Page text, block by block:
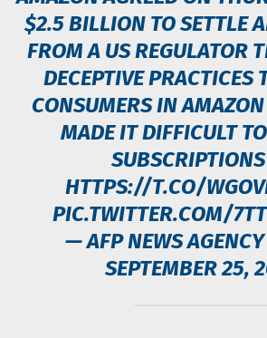
$2.5 BILLION TO SETTLE
FROM A US REGULATOR
DECEPTIVE PRACTICES
CONSUMERS IN
MADE IT DIFFICULT
SUBSCRIPTIONS
HTTPS://T.CO/
PIC.TWITTER.COM/
— AFP NEWS
SEPTEMBER 25,